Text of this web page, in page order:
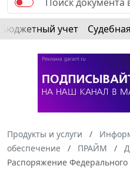
Бюджетный учет
Продукты и услуги
обеспечение
ПРАЙМ
Распоряжение